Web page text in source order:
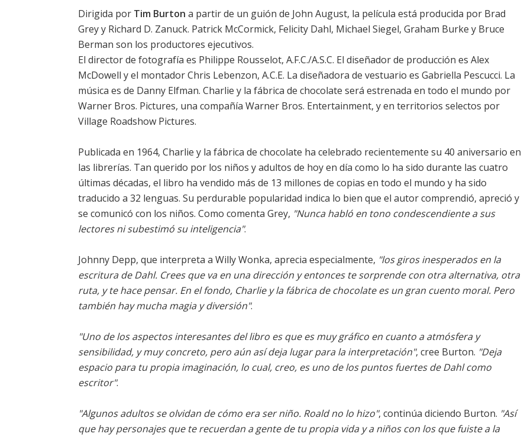
Dirigida por Tim Burton a partir de un guión de John August, la película está producida por Brad
Grey y Richard D. Zanuck. Patrick McCormick, Felicity Dahl, Michael Siegel, Graham Burke y Bruce
Berman son los productores ejecutivos.
El director de fotografía es Philippe Rousselot, A.F.C./A.S.C. El diseñador de producción es Alex
McDowell y el montador Chris Lebenzon, A.C.E. La diseñadora de vestuario es Gabriella Pescucci. La
música es de Danny Elfman. Charlie y la fábrica de chocolate será estrenada en todo el mundo por
Warner Bros. Pictures, una compañía Warner Bros. Entertainment, y en territorios selectos por
Village Roadshow Pictures.
Publicada en 1964, Charlie y la fábrica de chocolate ha celebrado recientemente su 40 aniversario en
las librerías. Tan querido por los niños y adultos de hoy en día como lo ha sido durante las cuatro
últimas décadas, el libro ha vendido más de 13 millones de copias en todo el mundo y ha sido
traducido a 32 lenguas. Su perdurable popularidad indica lo bien que el autor comprendió, apreció y
se comunicó con los niños. Como comenta Grey, "Nunca habló en tono condescendiente a sus
lectores ni subestimó su inteligencia".
Johnny Depp, que interpreta a Willy Wonka, aprecia especialmente, "los giros inesperados en la
escritura de Dahl. Crees que va en una dirección y entonces te sorprende con otra alternativa, otra
ruta, y te hace pensar. En el fondo, Charlie y la fábrica de chocolate es un gran cuento moral. Pero
también hay mucha magia y diversión".
"Uno de los aspectos interesantes del libro es que es muy gráfico en cuanto a atmósfera y
sensibilidad, y muy concreto, pero aún así deja lugar para la interpretación", cree Burton. "Deja
espacio para tu propia imaginación, lo cual, creo, es uno de los puntos fuertes de Dahl como
escritor".
"Algunos adultos se olvidan de cómo era ser niño. Roald no lo hizo", continúa diciendo Burton. "Así
que hay personajes que te recuerdan a gente de tu propia vida y a niños con los que fuiste a la